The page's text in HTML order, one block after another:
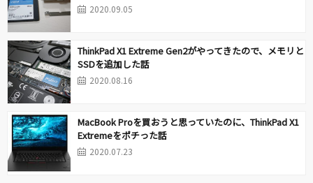
2020.09.05
ThinkPad X1 Extreme Gen2がやってきたので、メモリと
SSDを追加した話
2020.08.16
MacBook Proを買おうと思っていたのに、ThinkPad X1
Extremeをポチった話
2020.07.23